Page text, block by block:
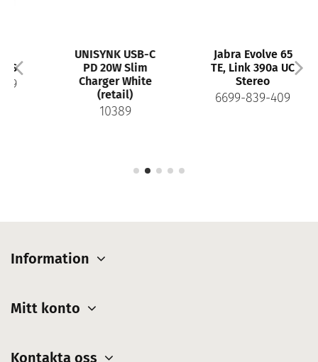
UNISYNK USB-C
PD 20W Slim
Charger White
(retail)
10389
Jabra Evolve 65
TE, Link 390a UC
Stereo
6699-839-409
Information
Mitt konto
Kontakta oss